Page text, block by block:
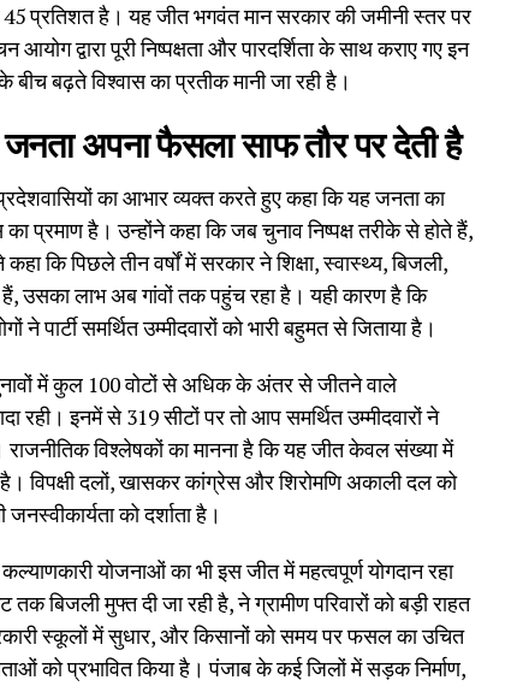
प्रतिशत है। यह जीत भगवंत मान सरकार की जमीनी स्तर पर
द्वारा पूरी निष्पक्षता और पारदर्शिता के साथ कराए गए इन
बढ़ते विश्वास का प्रतीक मानी जा रही है।
जनता अपना फैसला साफ तौर पर देती है
का आभार व्यक्त करते हुए कहा कि यह जनता का
का प्रमाण है। उन्होंने कहा कि जब चुनाव निष्पक्ष तरीके से होते हैं,
कि पिछले तीन वर्षों में सरकार ने शिक्षा, स्वास्थ्य, बिजली,
उसका लाभ अब गांवों तक पहुंच रहा है। यही कारण है कि
पार्टी समर्थित उम्मीदवारों को भारी बहुमत से जिताया है।
में कुल 100 वोटों से अधिक के अंतर से जीतने वाले
रही। इनमें से 319 सीटों पर तो आप समर्थित उम्मीदवारों ने
राजनीतिक विश्लेषकों का मानना है कि यह जीत केवल संख्या में
विपक्षी दलों, खासकर कांग्रेस और शिरोमणि अकाली दल को
को दर्शाता है।
कल्याणकारी योजनाओं का भी इस जीत में महत्वपूर्ण योगदान रहा
बिजली मुफ्त दी जा रही है, ने ग्रामीण परिवारों को बड़ी राहत
स्कूलों में सुधार, और किसानों को समय पर फसल का उचित
को प्रभावित किया है। पंजाब के कई जिलों में सड़क निर्माण,